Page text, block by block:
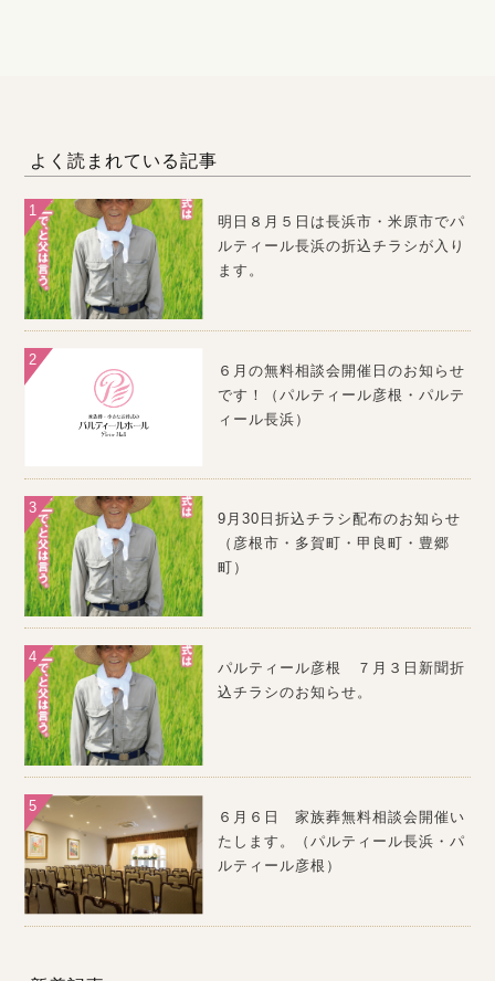
よく読まれている記事
明日８月５日は長浜市・米原市でパ
ルティール長浜の折込チラシが入り
ます。
６月の無料相談会開催日のお知らせ
です！（パルティール彦根・パルテ
ィール長浜）
9月30日折込チラシ配布のお知らせ
（彦根市・多賀町・甲良町・豊郷
町）
パルティール彦根 ７月３日新聞折
込チラシのお知らせ。
６月６日 家族葬無料相談会開催い
たします。（パルティール長浜・パ
ルティール彦根）